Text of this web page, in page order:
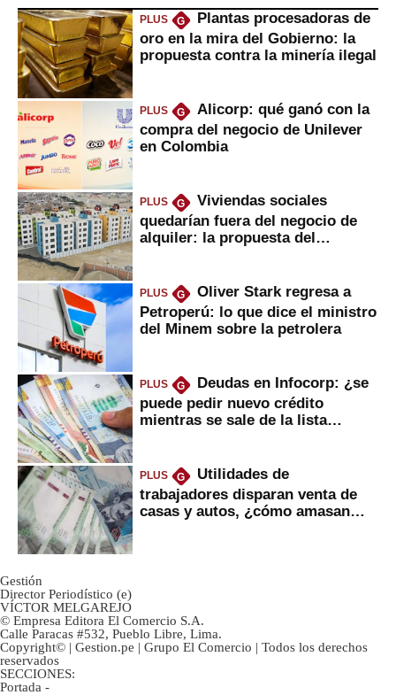
PLUS G
Plantas procesadoras de
oro en la mira del Gobierno: la
propuesta contra la minería ilegal
PLUS G
Alicorp: qué ganó con la
compra del negocio de Unilever
en Colombia
PLUS G
Viviendas sociales
quedarían fuera del negocio de
alquiler: la propuesta del
PLUS G
Oliver Stark regresa a
Petroperú: lo que dice el ministro
del Minem sobre la petrolera
PLUS G
Deudas en Infocorp: ¿se
puede pedir nuevo crédito
mientras se sale de la lista
PLUS G
Utilidades de
trabajadores disparan venta de
casas y autos, ¿cómo amasan
Gestión
Director Periodístico (e)
VÍCTOR MELGAREJO
© Empresa Editora El Comercio S.A.
Calle Paracas #532, Pueblo Libre, Lima.
Copyright© | Gestion.pe | Grupo El Comercio | Todos los derechos
reservados
SECCIONES:
Portada -